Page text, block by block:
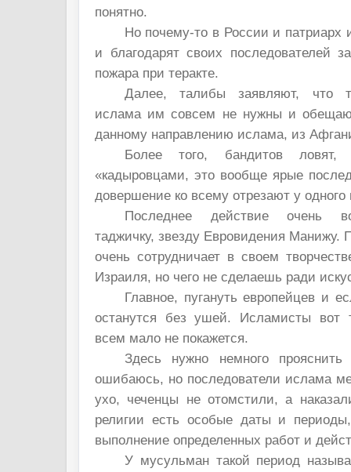
понятно.
Но почему-то в России и патриарх
и благодарят своих последователей
пожара при теракте.
Далее, талибы заявляют, что
ислама им совсем не нужны и
данному направлению ислама, из
Более того, бандитов
«кадыровцами, это вообще ярые
довершение ко всему отрезают у одного
Последнее действие очень
таджичку, звезду Евровидения Манижу.
очень сотрудничает в своем
Израиля, но чего не сделаешь ради
Главное, пугануть европейцев и
останутся без ушей. Исламисты вот
всем мало не покажется.
Здесь нужно немного
ошибаюсь, но последователи ислама
ухо, чеченцы не отомстили, а
религии есть особые даты и
выполнение определенных работ и
У мусульман такой период